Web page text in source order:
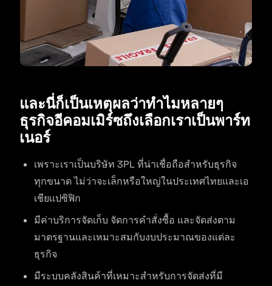
และนี่ก็เป็นเหตุผลว่าทำไมหลายๆ
ธุรกิจอีคอมเมิร์ซถึงเลือกเราเป็นพาร์ท
เนอร์
เพราะเราเป็นบริษัท 3PL ที่น่าเชื่อถือสำหรับธุรกิจ
ทุกขนาด ไม่ว่าจะเล็กหรือใหญ่ในประเทศไทยและเอ
เชียเเปซิฟิก
มีค่าบริการจัดเก็บ จัดการคำสั่งซื้อ และจัดส่งตาม
มาตรฐานและเหมาะสมกับงบประมาณของแต่ละ
ธุรกิจ
มีระบบคลังสินค้าที่เหมาะสำหรับการจัดส่งที่มี